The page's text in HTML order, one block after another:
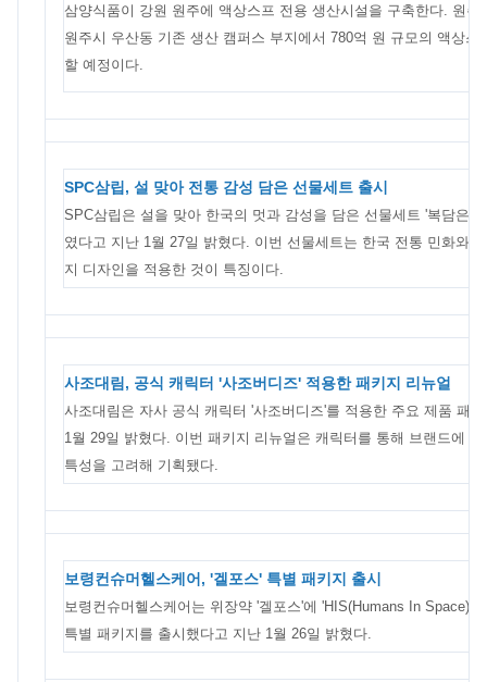
삼양식품이 강원 원주에 액상스프 전용 생산시설을 구축한다. 원
원주시 우산동 기존 생산 캠퍼스 부지에서 780억 원 규모의 액상스
할 예정이다.
SPC삼립, 설 맞아 전통 감성 담은 선물세트 출시
SPC삼립은 설을 맞아 한국의 멋과 감성을 담은 선물세트 '복담은
였다고 지난 1월 27일 밝혔다. 이번 선물세트는 한국 전통 민화와
지 디자인을 적용한 것이 특징이다.
사조대림, 공식 캐릭터 '사조버디즈' 적용한 패키지 리뉴얼
사조대림은 자사 공식 캐릭터 '사조버디즈'를 적용한 주요 제품 패
1월 29일 밝혔다. 이번 패키지 리뉴얼은 캐릭터를 통해 브랜드에
특성을 고려해 기획됐다.
보령컨슈머헬스케어, '겔포스' 특별 패키지 출시
보령컨슈머헬스케어는 위장약 '겔포스'에 'HIS(Humans In Space)
특별 패키지를 출시했다고 지난 1월 26일 밝혔다.